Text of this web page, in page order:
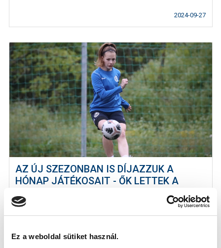
Ez a weboldal sütiket használ.
2024-09-27
AZ ÚJ SZEZONBAN IS DÍJAZZUK A
HÓNAP JÁTÉKOSAIT - ŐK LETTEK A
2023-09-03